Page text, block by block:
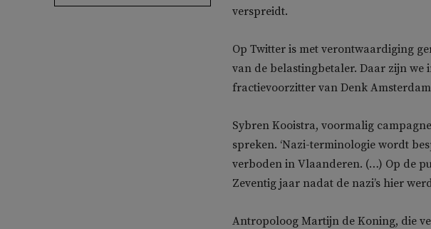
verspreidt.
Op Twitter is met verontwaardiging
van de belastingbetaler. Daar zijn we
fractievoorzitter van Denk
Sybren Kooistra, voormalig
spreken. ‘Nazi-terminologie wordt
verboden in Vlaanderen. (…) Op de
Zeventig jaar nadat de nazi’s hier
Antropoloog Martijn de Koning, die